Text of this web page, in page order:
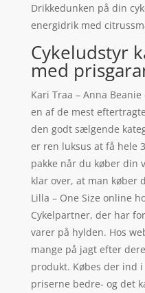
Drikkedunken på din
energidrik med
Cykeludstyr
med
Kari Traa – Anna
en af de mest
den godt sælgende
er ren luksus at få hele
pakke når du køber din
klar over, at man køber
Lilla – One Size online
Cykelpartner, der har
varer på hylden. Hos
mange på jagt efter
produkt. Købes der ind
priserne bedre- og det